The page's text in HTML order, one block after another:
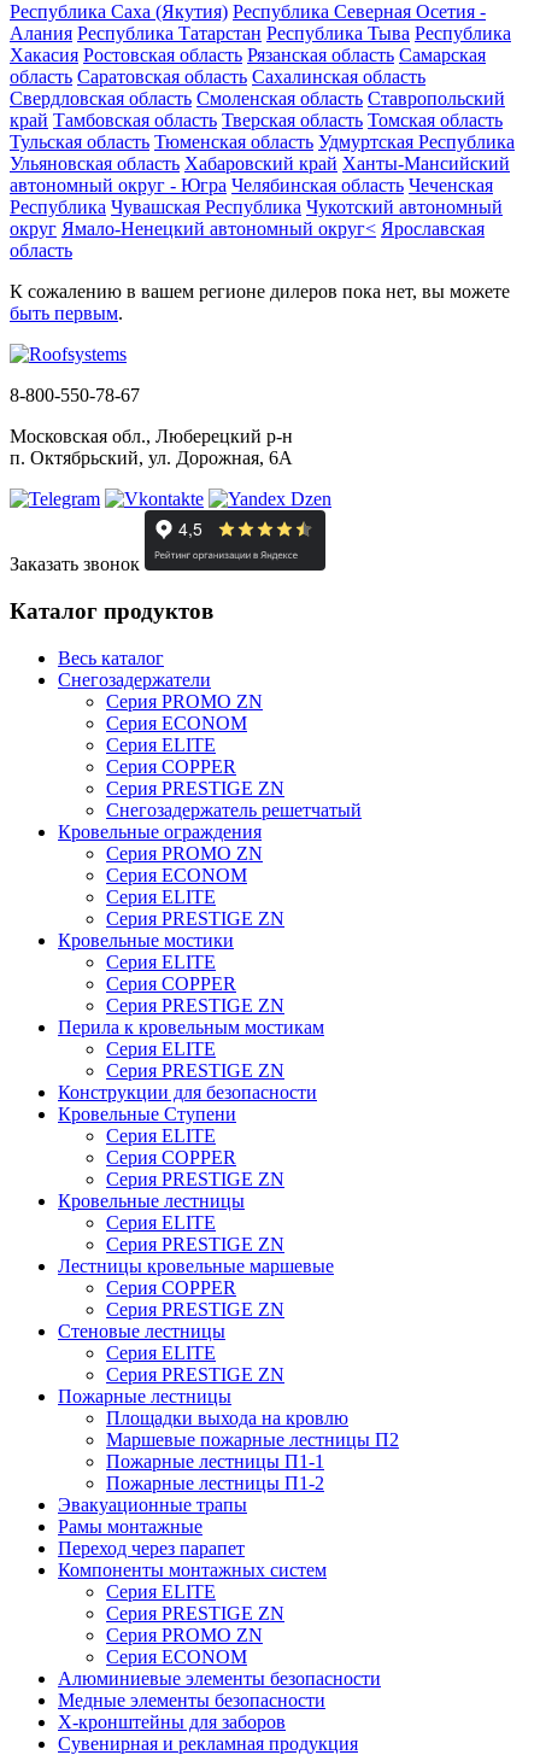
Республика Саха (Якутия) Республика Северная Осетия -
Алания Республика Татарстан Республика Тыва Республика
Хакасия Ростовская область Рязанская область Самарская
область Саратовская область Сахалинская область
Свердловская область Смоленская область Ставропольский
край Тамбовская область Тверская область Томская область
Тульская область Тюменская область Удмуртская Республика
Ульяновская область Хабаровский край Ханты-Мансийский
автономный округ - Югра Челябинская область Чеченская
Республика Чувашская Республика Чукотский автономный
округ Ямало-Ненецкий автономный округ< Ярославская
область
К сожалению в вашем регионе дилеров пока нет, вы можете
быть первым.
8-800-550-78-67
Московская обл., Люберецкий р-н
п. Октябрьский, ул. Дорожная, 6А
Заказать звонок
Каталог продуктов
Весь каталог
Снегозадержатели
Серия PROMO ZN
Серия ECONOM
Серия ELITE
Серия COPPER
Серия PRESTIGE ZN
Снегозадержатель решетчатый
Кровельные ограждения
Серия PROMO ZN
Серия ECONOM
Серия ELITE
Серия PRESTIGE ZN
Кровельные мостики
Серия ELITE
Серия COPPER
Серия PRESTIGE ZN
Перила к кровельным мостикам
Серия ELITE
Серия PRESTIGE ZN
Конструкции для безопасности
Кровельные Ступени
Серия ELITE
Серия COPPER
Серия PRESTIGE ZN
Кровельные лестницы
Серия ELITE
Серия PRESTIGE ZN
Лестницы кровельные маршевые
Серия COPPER
Серия PRESTIGE ZN
Стеновые лестницы
Серия ELITE
Серия PRESTIGE ZN
Пожарные лестницы
Площадки выхода на кровлю
Маршевые пожарные лестницы П2
Пожарные лестницы П1-1
Пожарные лестницы П1-2
Эвакуационные трапы
Рамы монтажные
Переход через парапет
Компоненты монтажных систем
Серия ELITE
Серия PRESTIGE ZN
Серия PROMO ZN
Серия ECONOM
Алюминиевые элементы безопасности
Медные элементы безопасности
X-кронштейны для заборов
Сувенирная и рекламная продукция